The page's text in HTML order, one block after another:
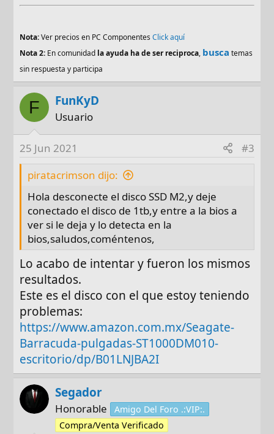
Nota:Ver precios en PC ComponentesClick aquí
Nota 2: En comunidad la ayuda ha de ser reciproca, busca temas
sin respuesta y participa
F FunKyD
Usuario
25 Jun 2021
#3
piratacrimson dijo:
Hola desconecte el disco SSD M2,y deje
conectado el disco de 1tb,y entre a la bios a
ver si le deja y lo detecta en la
bios,saludos,coméntenos,
Lo acabo de intentar y fueron los mismos
resultados.
Este es el disco con el que estoy teniendo
problemas:
https://www.amazon.com.mx/Seagate-
Barracuda-pulgadas-ST1000DM010-
escritorio/dp/B01LNJBA2I
Segador
Honorable
Amigo Del Foro .:VIP:.
Compra/Venta Verificado